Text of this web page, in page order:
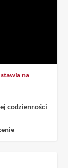
na
codzienności